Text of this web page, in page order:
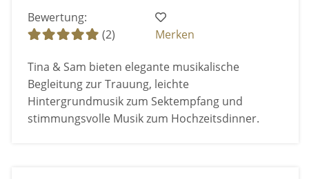
Bewertung:
(2)
Merken
Tina & Sam bieten elegante musikalische
Begleitung zur Trauung, leichte
Hintergrundmusik zum Sektempfang und
stimmungsvolle Musik zum Hochzeitsdinner.